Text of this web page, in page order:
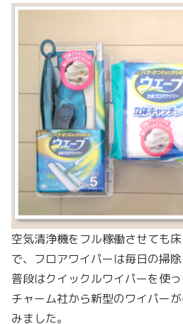
空気清浄機をフル稼働させても
で、フロアワイパーは毎日の掃
普段はクイックルワイパーを使
チャーム社から新型のワイパー
みました。